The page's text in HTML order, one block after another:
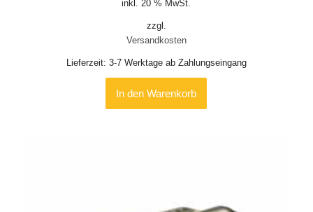
inkl. 20 % MwSt.
zzgl.
Versandkosten
Lieferzeit: 3-7 Werktage ab Zahlungseingang
In den Warenkorb